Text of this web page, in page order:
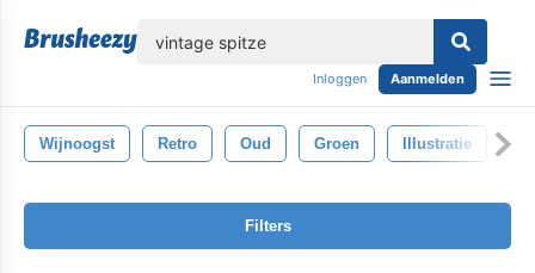
Inloggen Aanmelden
Wijnoogst Retro Oud Groen Illustratie
Filters